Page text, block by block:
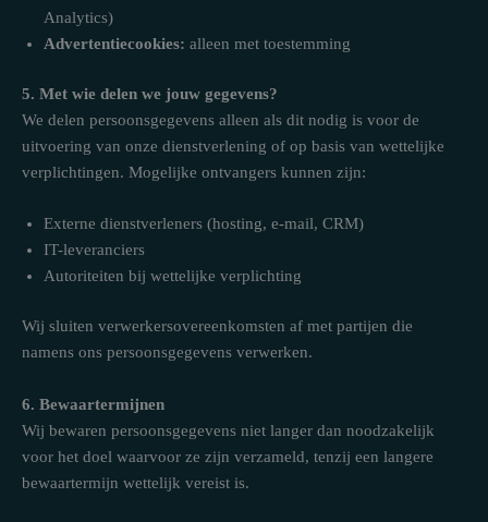
Analytics)
Advertentiecookies: alleen met toestemming
5. Met wie delen we jouw gegevens?
We delen persoonsgegevens alleen als dit nodig is voor de
uitvoering van onze dienstverlening of op basis van wettelijke
verplichtingen. Mogelijke ontvangers kunnen zijn:
Externe dienstverleners (hosting, e-mail, CRM)
IT-leveranciers
Autoriteiten bij wettelijke verplichting
Wij sluiten verwerkersovereenkomsten af met partijen die
namens ons persoonsgegevens verwerken.
6. Bewaartermijnen
Wij bewaren persoonsgegevens niet langer dan noodzakelijk
voor het doel waarvoor ze zijn verzameld, tenzij een langere
bewaartermijn wettelijk vereist is.